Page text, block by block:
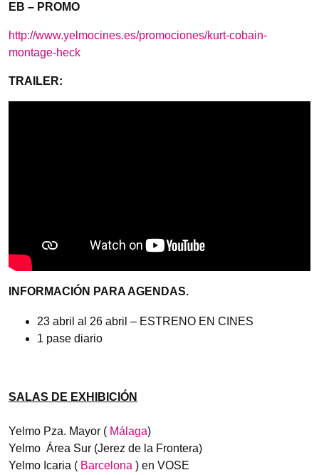
EB – PROMO
http://www.yelmocines.es/promociones/kurt-cobain-
montage-heck
TRAILER:
INFORMACIÓN PARA AGENDAS.
23 abril al 26 abril – ESTRENO EN CINES
1 pase diario
SALAS DE EXHIBICIÓN
Yelmo Pza. Mayor ( Málaga)
Yelmo Área Sur (Jerez de la Frontera)
Yelmo Icaria ( Barcelona ) en VOSE